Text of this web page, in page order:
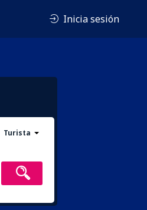
Inicia sesión
Turista